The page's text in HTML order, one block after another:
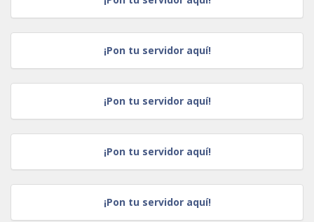
¡Pon tu servidor aquí!
¡Pon tu servidor aquí!
¡Pon tu servidor aquí!
¡Pon tu servidor aquí!